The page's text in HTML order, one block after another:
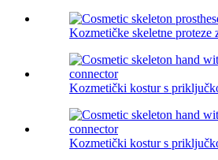
Kozmetičke skeletne proteze
Kozmetički kostur s
Kozmetički kostur s